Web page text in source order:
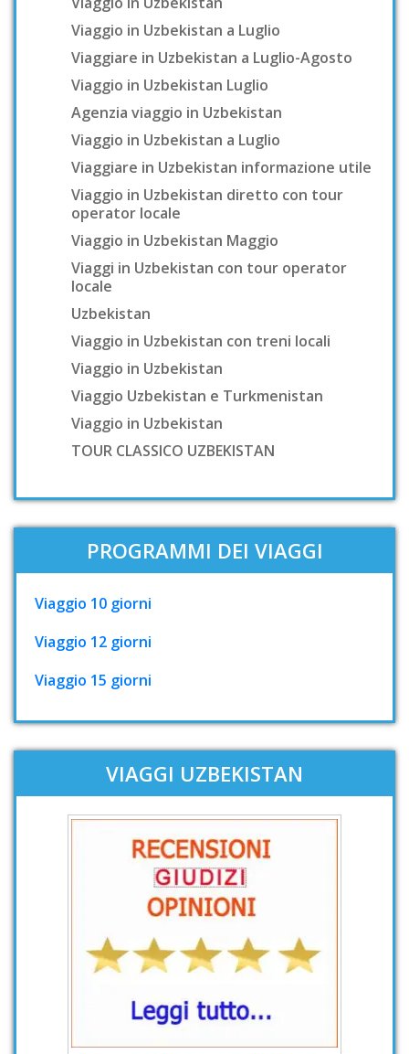
Viaggio in Uzbekistan a Luglio
Viaggiare in Uzbekistan a Luglio-Agosto
Viaggio in Uzbekistan Luglio
Agenzia viaggio in Uzbekistan
Viaggio in Uzbekistan a Luglio
Viaggiare in Uzbekistan informazione utile
Viaggio in Uzbekistan diretto con tour
operator locale
Viaggio in Uzbekistan Maggio
Viaggi in Uzbekistan con tour operator
locale
Uzbekistan
Viaggio in Uzbekistan con treni locali
Viaggio in Uzbekistan
Viaggio Uzbekistan e Turkmenistan
Viaggio in Uzbekistan
TOUR CLASSICO UZBEKISTAN
PROGRAMMI DEI VIAGGI
Viaggio 10 giorni
Viaggio 12 giorni
Viaggio 15 giorni
VIAGGI UZBEKISTAN